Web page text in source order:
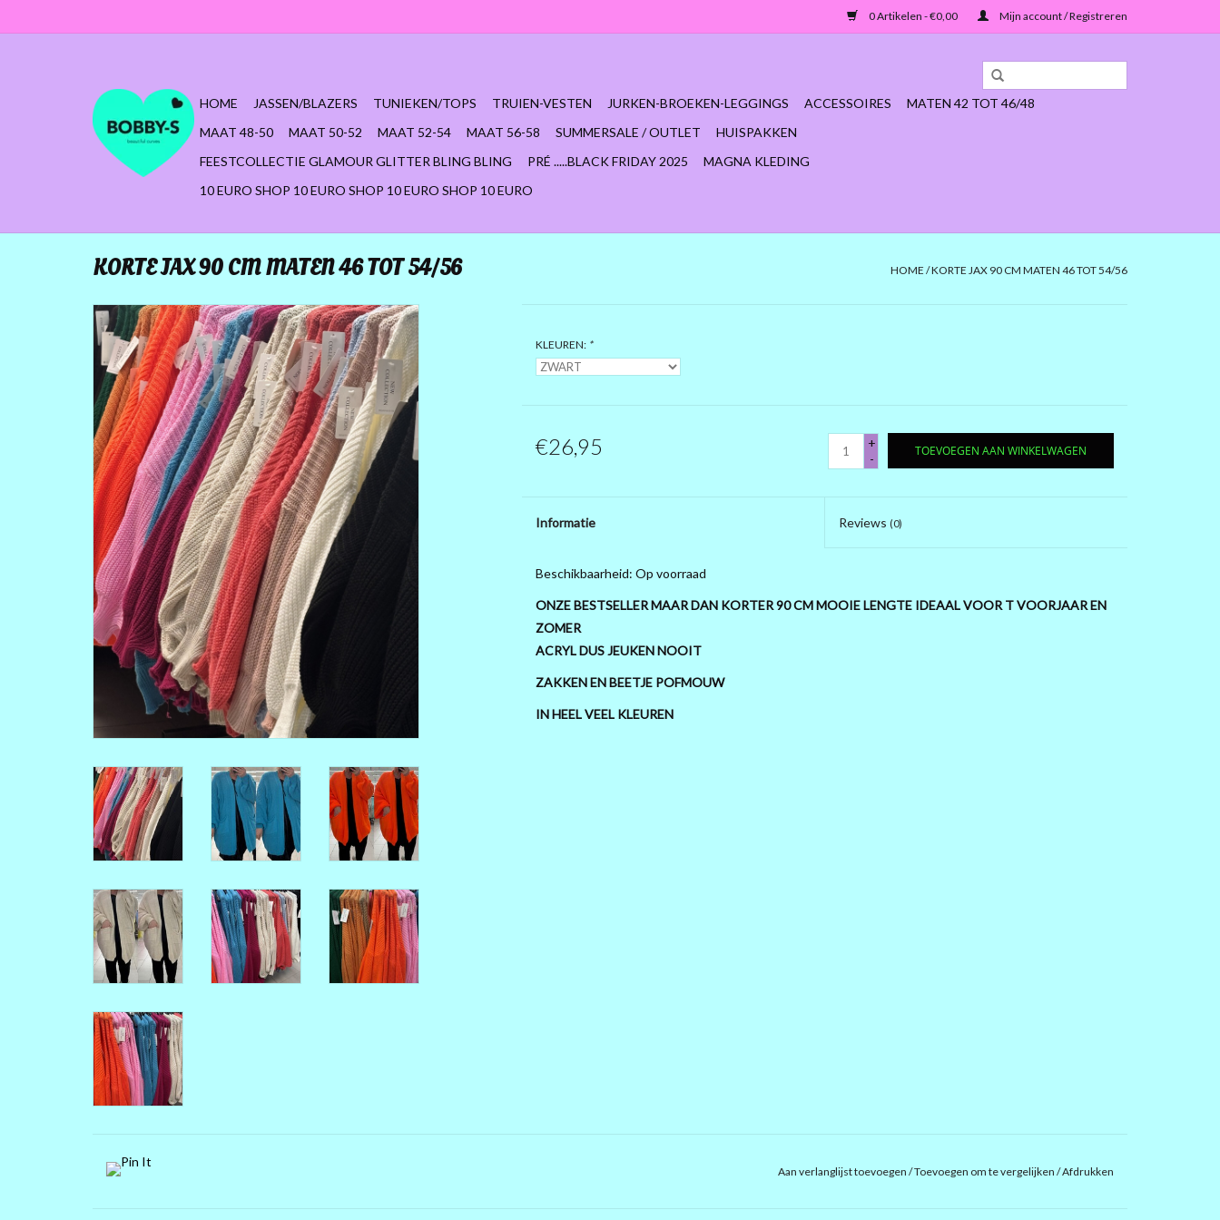
0 Artikelen - €0,00 Mijn account / Registreren
HOME JASSEN/BLAZERS TUNIEKEN/TOPS TRUIEN-VESTEN JURKEN-BROEKEN-LEGGINGS ACCESSOIRES
MATEN 42 TOT 46/48
MAAT 48-50
MAAT 50-52 MAAT 52-54 MAAT 56-58 SUMMERSALE / OUTLET
HUISPAKKEN
FEESTCOLLECTIE GLAMOUR GLITTER BLING BLING
PRÉ .....BLACK FRIDAY 2025
MAGNA KLEDING
10 EURO SHOP 10 EURO SHOP 10 EURO SHOP 10 EURO
KORTE JAX 90 CM MATEN 46 TOT 54/56 HOME /KORTE JAX 90 CM MATEN 46 TOT 54/56
KLEUREN: *
€26,95
+
-
TOEVOEGEN AAN WINKELWAGEN
Informatie Reviews (0)
Beschikbaarheid: Op voorraad
ONZE BESTSELLER MAAR DAN KORTER 90 CM MOOIE LENGTE IDEAAL VOOR T VOORJAAR EN
ZOMER
ACRYL DUS JEUKEN NOOIT
ZAKKEN EN BEETJE POFMOUW
IN HEEL VEEL KLEUREN
Aan verlanglijst toevoegen /Toevoegen om te vergelijken /Afdrukken